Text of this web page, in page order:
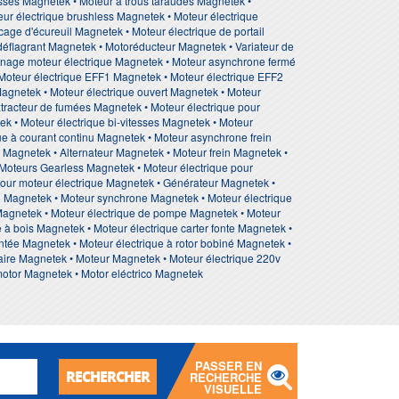
électrique brushless Magnetek • Moteur électrique
d'écureuil Magnetek • Moteur électrique de portail
Magnetek • Motoréducteur Magnetek • Variateur de
moteur électrique Magnetek • Moteur asynchrone fermé
électrique EFF1 Magnetek • Moteur électrique EFF2
• Moteur électrique ouvert Magnetek • Moteur
de fumées Magnetek • Moteur électrique pour
• Moteur électrique bi-vitesses Magnetek • Moteur
à courant continu Magnetek • Moteur asynchrone frein
• Alternateur Magnetek • Moteur frein Magnetek •
Gearless Magnetek • Moteur électrique pour
moteur électrique Magnetek • Générateur Magnetek •
• Moteur synchrone Magnetek • Moteur électrique
• Moteur électrique de pompe Magnetek • Moteur
bois Magnetek • Moteur électrique carter fonte Magnetek •
Magnetek • Moteur électrique à rotor bobiné Magnetek •
Magnetek • Moteur Magnetek • Moteur électrique 220v
Magnetek • Motor eléctrico Magnetek
RECHERCHER
PASSER EN
RECHERCHE
VISUELLE